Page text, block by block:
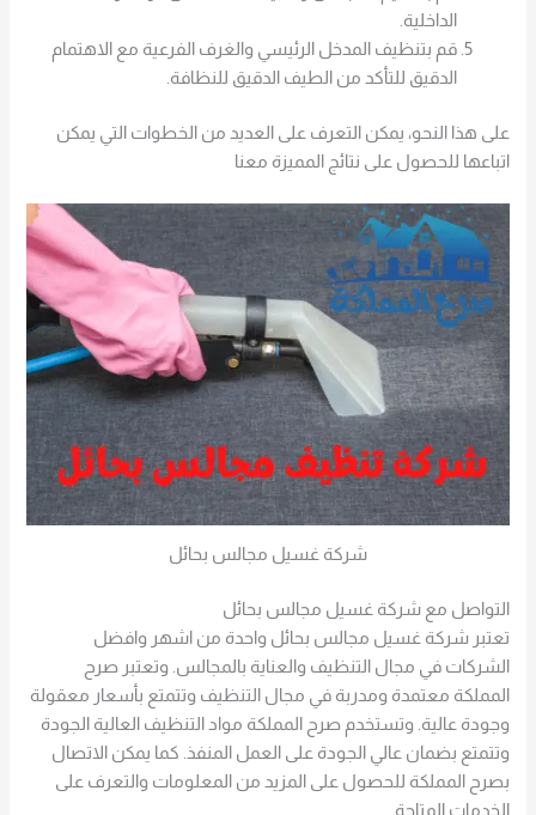
الداخلية.
قم بتنظيف المدخل الرئيسي والغرف الفرعية مع الاهتمام
الدقيق للتأكد من الطيف الدقيق للنظافة.
على هذا النحو، يمكن التعرف على العديد من الخطوات التي يمكن
اتباعها للحصول على نتائج المميزة معنا
شركة غسيل مجالس بحائل
التواصل مع شركة غسيل مجالس بحائل
تعتبر شركة غسيل مجالس بحائل واحدة من اشهر وافضل
الشركات في مجال التنظيف والعناية بالمجالس. وتعتبر صرح
المملكة معتمدة ومدربة في مجال التنظيف وتتمتع بأسعار معقولة
وجودة عالية. وتستخدم صرح المملكة مواد التنظيف العالية الجودة
وتتمتع بضمان عالي الجودة على العمل المنفذ. كما يمكن الاتصال
بصرح المملكة للحصول على المزيد من المعلومات والتعرف على
الخدمات المتاحة.